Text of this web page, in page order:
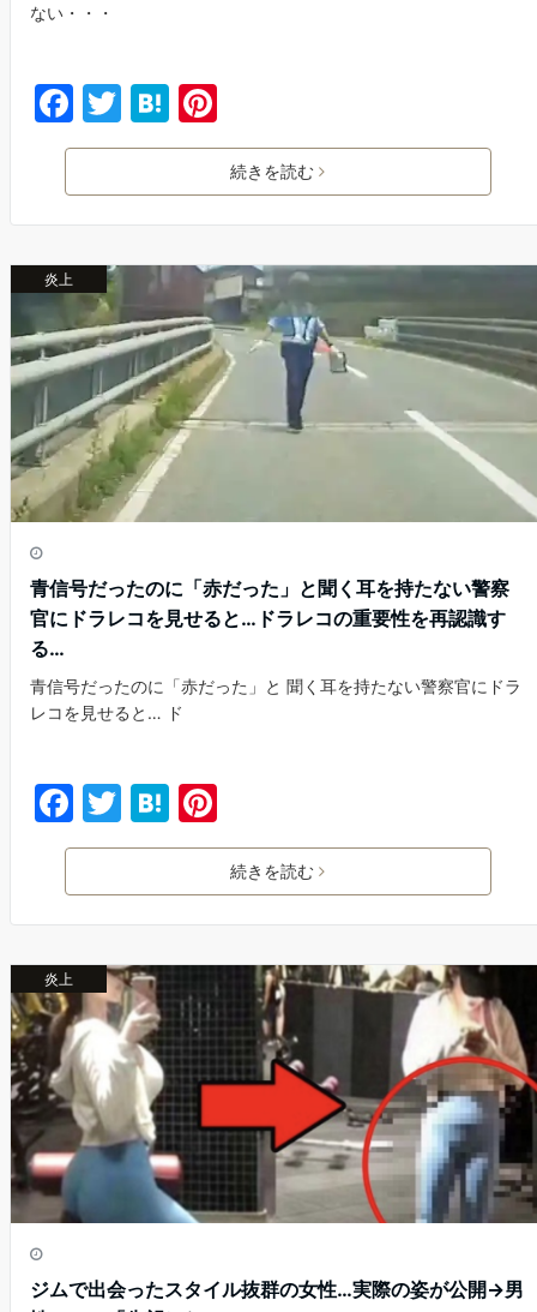
ない・・・
F
a
e
b
o
o
k
T
w
er
H
at
n
a
nt
er
e
st
続きを読む
炎上
青信号だったのに「赤だった」と聞く耳を持たない警察
官にドラレコを見せると…ドラレコの重要性を再認識す
る…
青信号だったのに「赤だった」と 聞く耳を持たない警察官にドラ
レコを見せると… ド
F
a
e
b
o
o
k
T
w
er
H
at
n
a
nt
er
e
st
続きを読む
炎上
ジムで出会ったスタイル抜群の女性…実際の姿が公開→男